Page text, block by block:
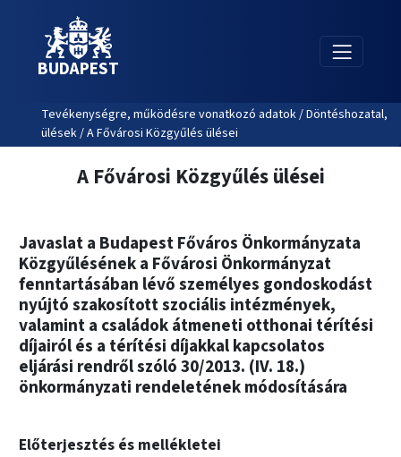
BUDAPEST
Tevékenységre, működésre vonatkozó adatok / Döntéshozatal,
ülések / A Fővárosi Közgyűlés ülései
A Fővárosi Közgyűlés ülései
Javaslat a Budapest Főváros Önkormányzata
Közgyűlésének a Fővárosi Önkormányzat
fenntartásában lévő személyes gondoskodást
nyújtó szakosított szociális intézmények,
valamint a családok átmeneti otthonai térítési
díjairól és a térítési díjakkal kapcsolatos
eljárási rendről szóló 30/2013. (IV. 18.)
önkormányzati rendeletének módosítására
Előterjesztés és mellékletei